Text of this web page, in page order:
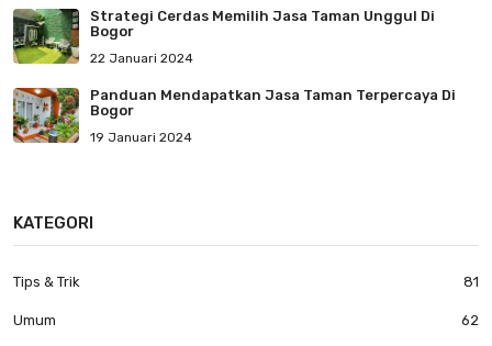
Strategi Cerdas Memilih Jasa Taman Unggul Di
Bogor
22 Januari 2024
Panduan Mendapatkan Jasa Taman Terpercaya Di
Bogor
19 Januari 2024
KATEGORI
Tips & Trik 81
Umum 62